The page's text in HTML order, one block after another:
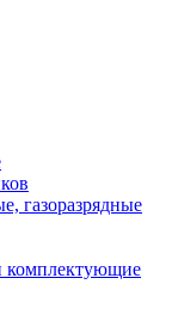
газоразрядные
комплектующие